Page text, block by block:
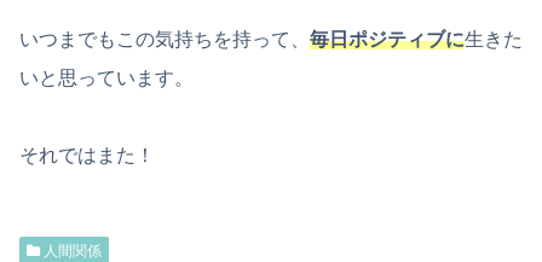
いつまでもこの気持ちを持って、 毎日ポジティブに生きた
いと思っています。
それではまた！
人間関係